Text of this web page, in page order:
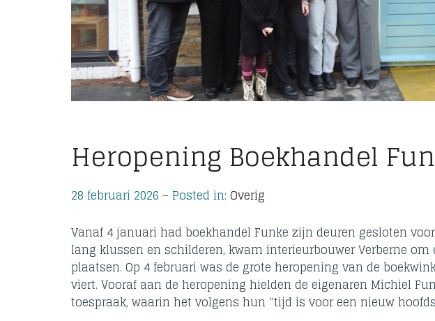
Heropening Boekhandel
28 februari 2026 – Posted in: Overig
Vanaf 4 januari had boekhandel Funke zijn deuren gesloten
lang klussen en schilderen, kwam interieurbouwer Verberne
plaatsen. Op 4 februari was de grote heropening van de
viert. Vooraf aan de heropening hielden de eigenaren Michiel
toespraak, waarin het volgens hun “tijd is voor een nieuw